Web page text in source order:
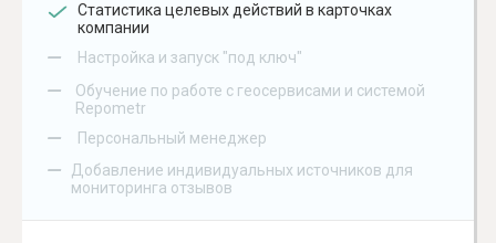
Статистика целевых действий в карточках
компании
– Настройка и запуск "под ключ"
–
Обучение по работе с геосервисами и системой
Repometr
– Персональный менеджер
–
Добавление индивидуальных источников для
мониторинга отзывов